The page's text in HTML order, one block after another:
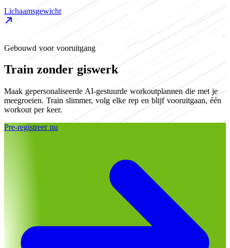
Lichaamsgewicht
Gebouwd voor vooruitgang
Train zonder giswerk
Maak gepersonaliseerde AI-gestuurde workoutplannen die met je
meegroeien. Train slimmer, volg elke rep en blijf vooruitgaan, één
workout per keer.
Pre-registreer nu